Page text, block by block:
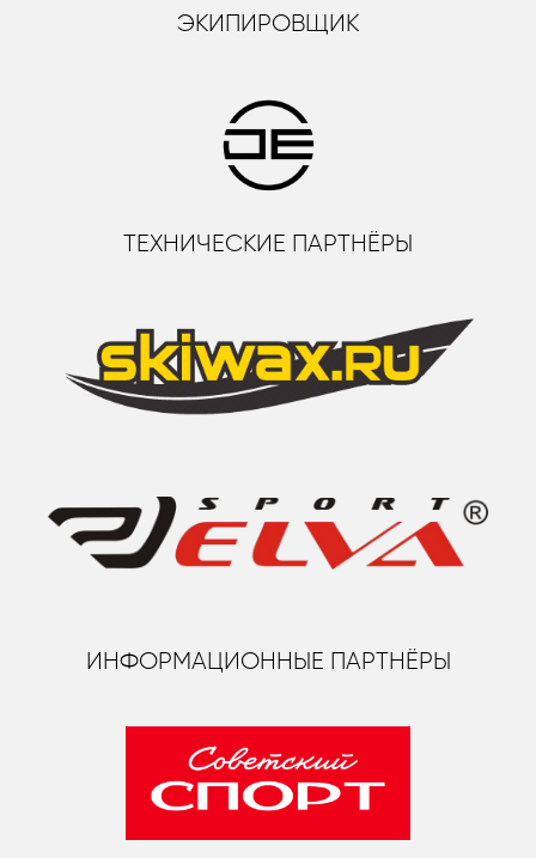
ЭКИПИРОВЩИК
ТЕХНИЧЕСКИЕ ПАРТНЁРЫ
ИНФОРМАЦИОННЫЕ ПАРТНЁРЫ